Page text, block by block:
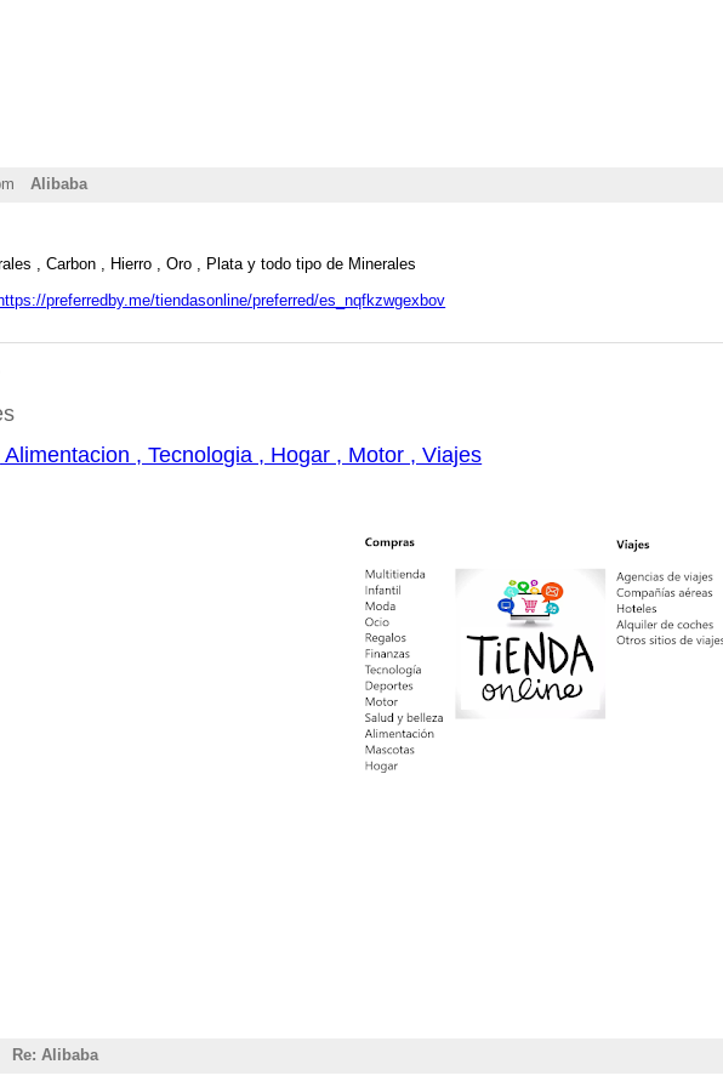
Alibaba
, Carbon , Hierro , Oro , Plata y todo tipo de Minerales
https://preferredby.me/tiendasonline/preferred/es_nqfkzwgexbov
, Tecnologia , Hogar , Motor , Viajes
Re: Alibaba